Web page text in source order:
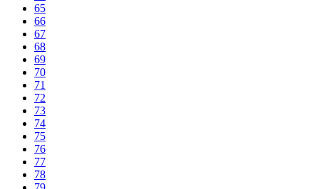
65
66
67
68
69
70
71
72
73
74
75
76
77
78